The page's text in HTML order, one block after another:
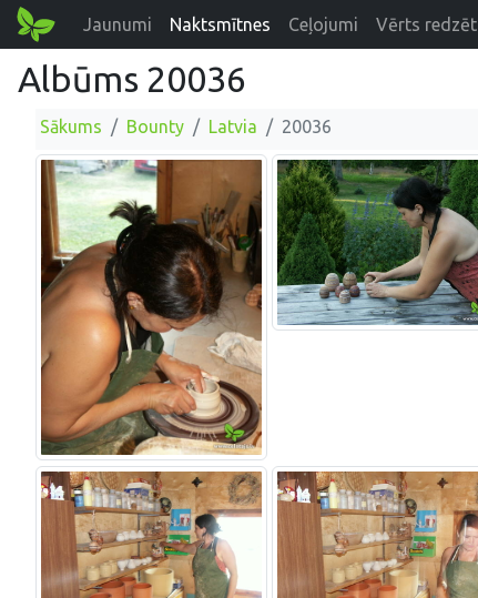
Jaunumi Naktsmītnes Ceļojumi Vērts redzēt
Albūms 20036
Sākums Bounty Latvia 20036